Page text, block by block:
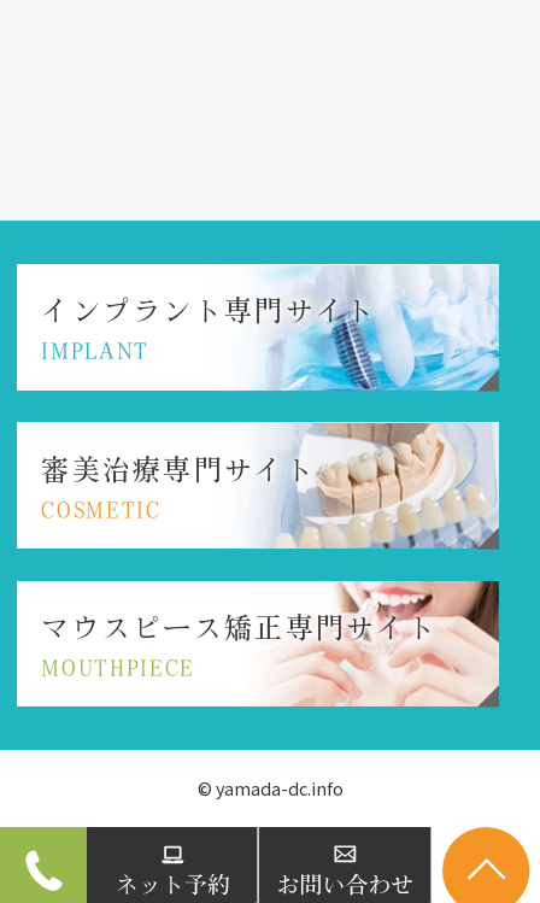
インプラント 専門サイト
IMPLANT
審美治療専門サイト
COSMETIC
マウスピース矯正 専門サイト
MOUTHPIECE
© yamada-dc.info